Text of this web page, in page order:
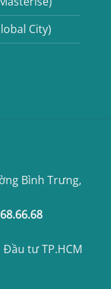
City)
Bình Trưng,
Đầu tư TP.HCM